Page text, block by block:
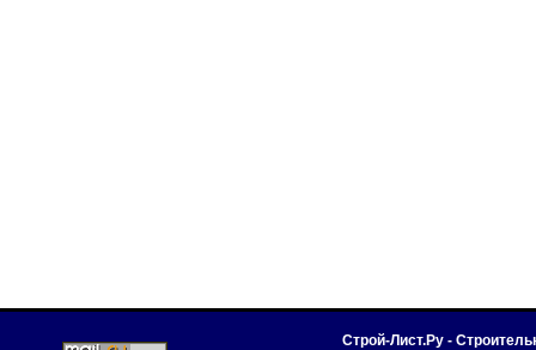
Строй-Лист.Ру -